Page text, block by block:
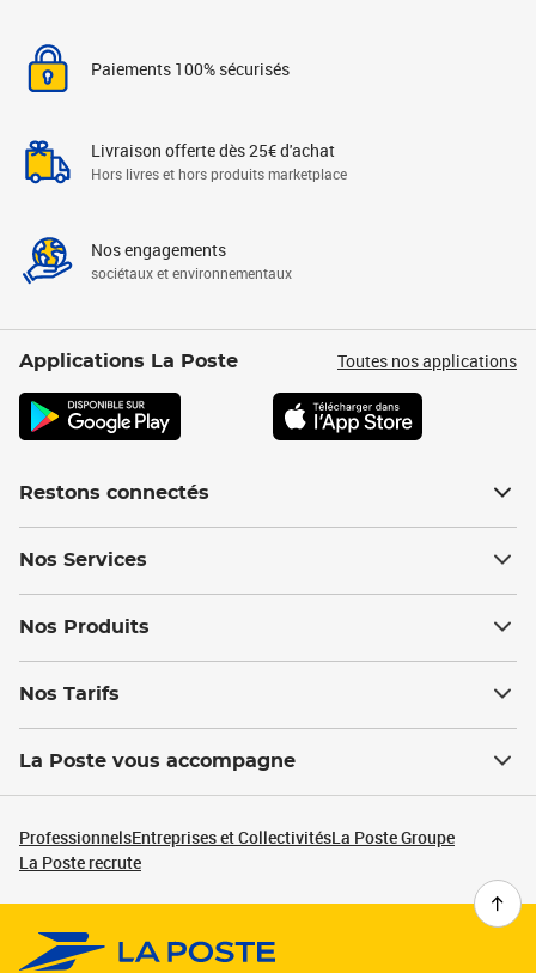
Paiements 100% sécurisés
Livraison offerte dès 25€ d'achat
Hors livres et hors produits marketplace
Nos engagements
sociétaux et environnementaux
Applications La Poste Toutes nos applications
Restons connectés
Nos Services
Nos Produits
Nos Tarifs
La Poste vous accompagne
ProfessionnelsEntreprises et CollectivitésLa Poste Groupe
La Poste recrute